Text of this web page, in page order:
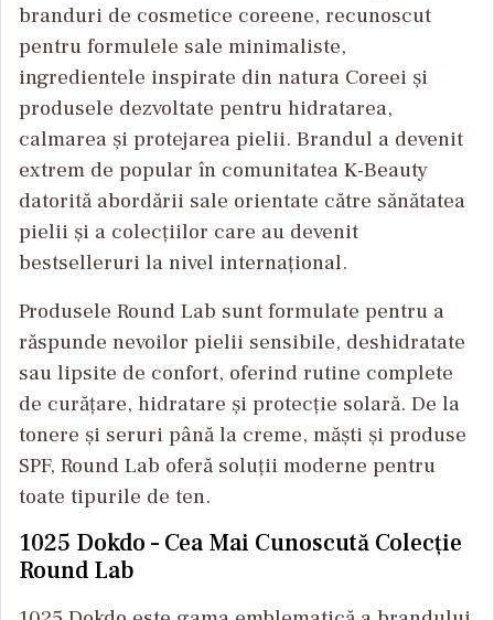
branduri de cosmetice coreene, recunoscut
pentru formulele sale minimaliste,
ingredientele inspirate din natura Coreei și
produsele dezvoltate pentru hidratarea,
calmarea și protejarea pielii. Brandul a devenit
extrem de popular în comunitatea K-Beauty
datorită abordării sale orientate către sănătatea
pielii și a colecțiilor care au devenit
bestselleruri la nivel internațional.
Produsele Round Lab sunt formulate pentru a
răspunde nevoilor pielii sensibile, deshidratate
sau lipsite de confort, oferind rutine complete
de curățare, hidratare și protecție solară. De la
tonere și seruri până la creme, măști și produse
SPF, Round Lab oferă soluții moderne pentru
toate tipurile de ten.
1025 Dokdo – Cea Mai Cunoscută Colecție
Round Lab